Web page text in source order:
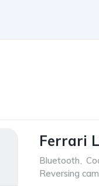
Ferrari
Bluetooth,
Reversing